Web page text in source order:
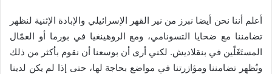
أعلم أننا نحن أيضا نبرز من نير القهر الإسرائيلي والإبادة الإثنية لنظهر
تضامننا مع ضحايا التسونامي، ومع الروهينغيا في بورما أو العمّال
المستَغَلّين في بنقلاديش. لكني أرى أن بوسعنا أن نقوم بأكثر من ذلك
ونُظهِر تضامننا ومؤازرتنا في مواضع بحاجة لها، حتى إذا لم يكن لدينا